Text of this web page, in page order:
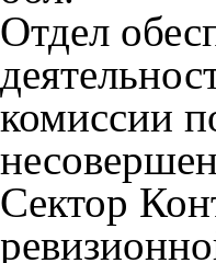
Отдел
комиссии
Сектор